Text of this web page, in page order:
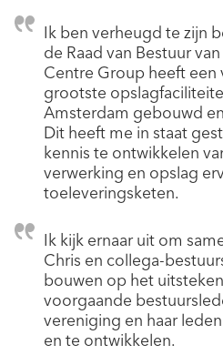
Ik ben verheugd te zijn
de Raad van Bestuur
Centre Group heeft een
grootste
Amsterdam gebouwd
Dit heeft me in staat
kennis te ontwikkelen
verwerking en opslag
toeleveringsketen.
Ik kijk ernaar uit om
Chris en collega-
bouwen op het
voorgaande
vereniging en haar
en te ontwikkelen.